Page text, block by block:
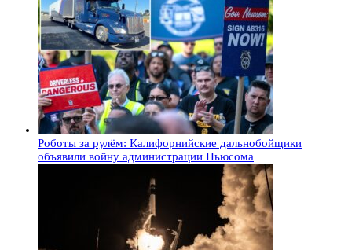
Роботы за рулём: Калифорнийские дальнобойщики
объявили войну администрации Ньюсома